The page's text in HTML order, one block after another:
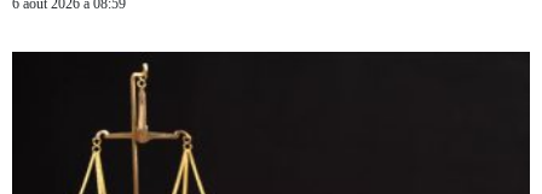
6 août 2026 à 08:59